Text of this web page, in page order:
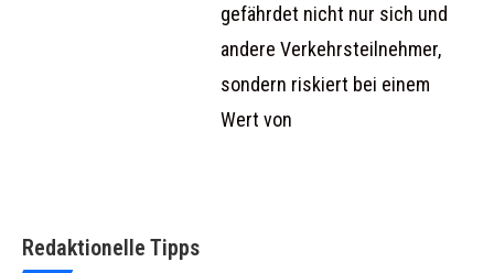
gefährdet nicht nur sich und
andere Verkehrsteilnehmer,
sondern riskiert bei einem
Wert von
Redaktionelle Tipps